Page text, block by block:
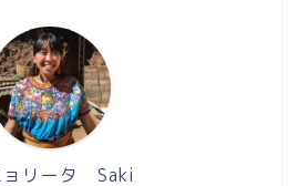
ョリータ Saki